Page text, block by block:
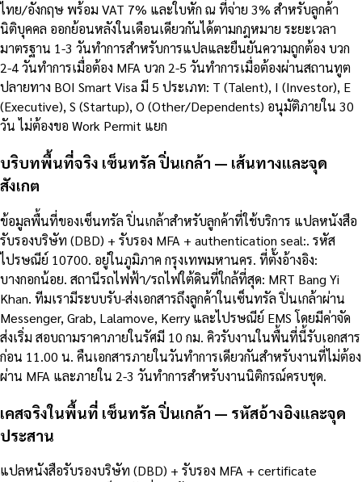
ไทย/อังกฤษ พร้อม VAT 7% และใบหัก ณ ที่จ่าย 3% สำหรับลูกค้า
นิติบุคคล ออกย้อนหลังในเดือนเดียวกันได้ตามกฎหมาย ระยะเวลา
มาตรฐาน 1-3 วันทำการสำหรับการแปลและยืนยันความถูกต้อง บวก
2-4 วันทำการเมื่อต้อง MFA บวก 2-5 วันทำการเมื่อต้องผ่านสถานทูต
ปลายทาง BOI Smart Visa มี 5 ประเภท: T (Talent), I (Investor), E
(Executive), S (Startup), O (Other/Dependents) อนุมัติภายใน 30
วัน ไม่ต้องขอ Work Permit แยก
บริบทพื้นที่จริง เซ็นทรัล ปิ่นเกล้า — เส้นทางและจุด
สังเกต
ข้อมูลพื้นที่ของเซ็นทรัล ปิ่นเกล้าสำหรับลูกค้าที่ใช้บริการ แปลหนังสือ
รับรองบริษัท (DBD) + รับรอง MFA + authentication seal:. รหัส
ไปรษณีย์ 10700. อยู่ในภูมิภาค กรุงเทพมหานคร. ที่ตั้งอ้างอิง:
บางกอกน้อย. สถานีรถไฟฟ้า/รถไฟใต้ดินที่ใกล้ที่สุด: MRT Bang Yi
Khan. ทีมเรามีระบบรับ-ส่งเอกสารถึงลูกค้าในเซ็นทรัล ปิ่นเกล้าผ่าน
Messenger, Grab, Lalamove, Kerry และไปรษณีย์ EMS โดยมีค่าจัด
ส่งเริ่ม สอบถามราคาภายในรัศมี 10 กม. คิวรับงานในพื้นที่นี้รับเอกสาร
ก่อน 11.00 น. คืนเอกสารภายในวันทำการเดียวกันสำหรับงานที่ไม่ต้อง
ผ่าน MFA และภายใน 2-3 วันทำการสำหรับงานนิติกรณ์ครบชุด.
เคสจริงในพื้นที่ เซ็นทรัล ปิ่นเกล้า — รหัสอ้างอิงและจุด
ประสาน
แปลหนังสือรับรองบริษัท (DBD) + รับรอง MFA + certificate